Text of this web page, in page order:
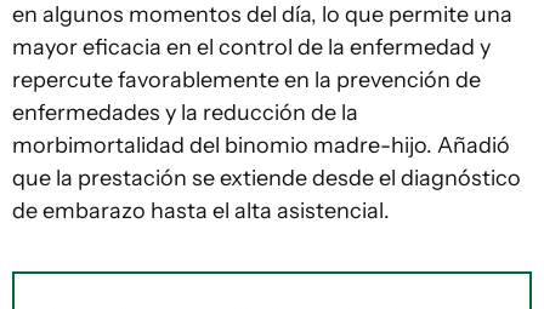
en algunos momentos del día, lo que permite una
mayor eficacia en el control de la enfermedad y
repercute favorablemente en la prevención de
enfermedades y la reducción de la
morbimortalidad del binomio madre-hijo. Añadió
que la prestación se extiende desde el diagnóstico
de embarazo hasta el alta asistencial.